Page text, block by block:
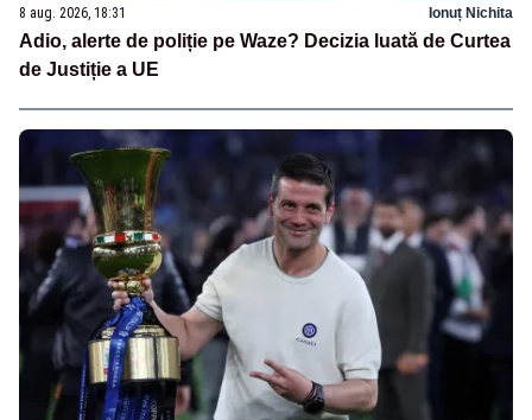
8 aug. 2026, 18:31 Ionuț Nichita
Adio, alerte de poliție pe Waze? Decizia luată de Curtea
de Justiție a UE